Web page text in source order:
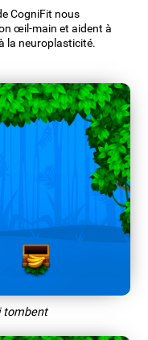
CogniFit nous
œil-main et aident à
la neuroplasticité.
tombent